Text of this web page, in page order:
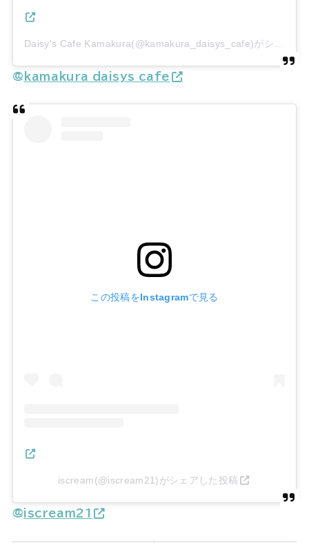
@ kamakura_daisys_cafe
この投稿をInstagramで見る
iscream(@iscream21)がシェアした投稿
@iscream21